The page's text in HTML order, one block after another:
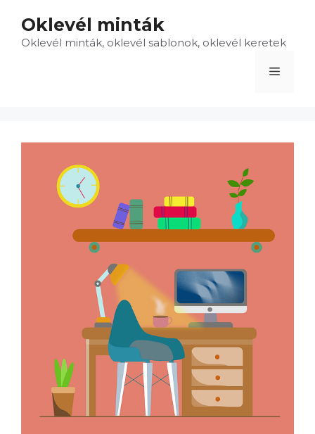
tartalomba
Oklevél minták
Oklevél minták, oklevél sablonok, oklevél keretek
Menü